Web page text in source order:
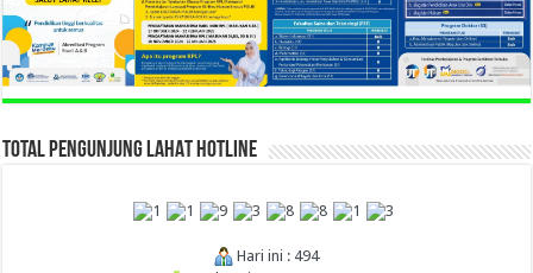
TOTAL PENGUNJUNG LAHAT HOTLINE
Hari ini : 494